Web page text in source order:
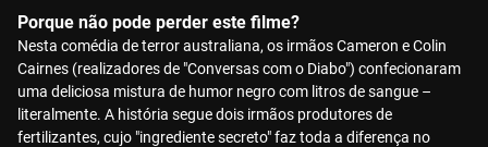
Porque não pode perder este filme?
Nesta comédia de terror australiana, os irmãos Cameron e Colin
Cairnes (realizadores de "Conversas com o Diabo") confecionaram
uma deliciosa mistura de humor negro com litros de sangue –
literalmente. A história segue dois irmãos produtores de
fertilizantes, cujo "ingrediente secreto" faz toda a diferença no